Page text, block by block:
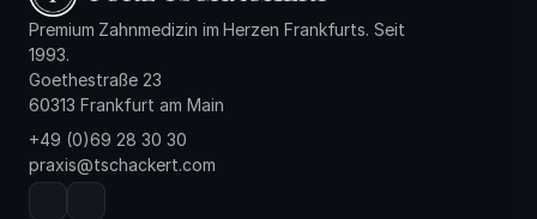
Premium Zahnmedizin im Herzen Frankfurts. Seit
1993.
Goethestraße 23
60313 Frankfurt am Main
+49 (0)69 28 30 30
praxis@tschackert.com